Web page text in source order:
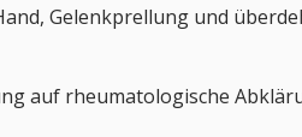
Gelenkprellung und
auf rheumatologische